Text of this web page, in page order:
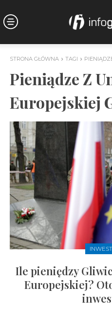
STRONA GŁÓWNA TAGI
Pieniądze Z
Europejskiej
Ile pieniędzy
Europejskiej?